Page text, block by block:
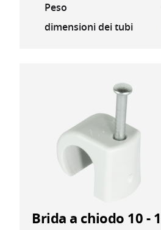
Peso
dimensioni dei tubi
Brida a chiodo 10 -